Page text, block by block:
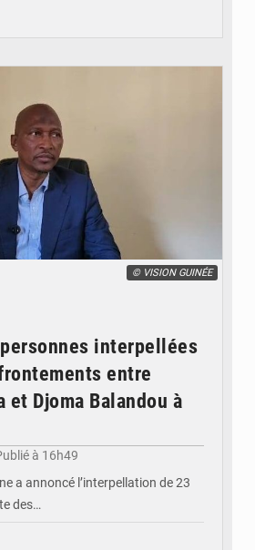
© VISION GUINÉE
interpellées
entre
et Djoma Balandou à
à 16h49
a annoncé l’interpellation de 23
des…